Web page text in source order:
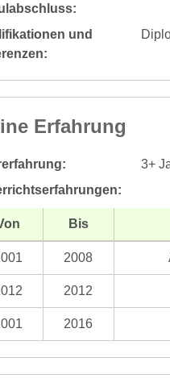
und
Erfahrung
3+
Bis
2008
2012
2016